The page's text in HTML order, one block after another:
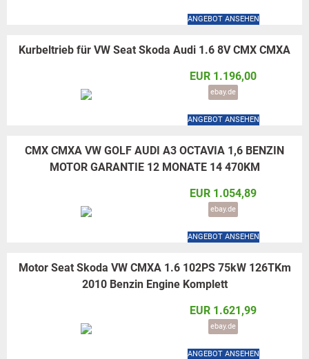
ANGEBOT ANSEHEN
Kurbeltrieb für VW Seat Skoda Audi 1.6 8V CMX CMXA
EUR 1.196,00
ebay.de
ANGEBOT ANSEHEN
CMX CMXA VW GOLF AUDI A3 OCTAVIA 1,6 BENZIN
MOTOR GARANTIE 12 MONATE 14 470KM
EUR 1.054,89
ebay.de
ANGEBOT ANSEHEN
Motor Seat Skoda VW CMXA 1.6 102PS 75kW 126TKm
2010 Benzin Engine Komplett
EUR 1.621,99
ebay.de
ANGEBOT ANSEHEN